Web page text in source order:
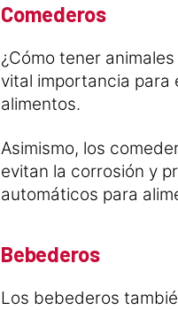
Comederos
¿Cómo tener
vital importancia para
alimentos.
Asimismo, los
evitan la corrosión y
automáticos para
Bebederos
Los bebederos